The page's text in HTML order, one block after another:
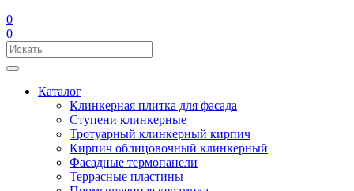
0
0
Каталог
Клинкерная плитка для фасада
Ступени клинкерные
Тротуарный клинкерный кирпич
Кирпич облицовочный клинкерный
Фасадные термопанели
Террасные пластины